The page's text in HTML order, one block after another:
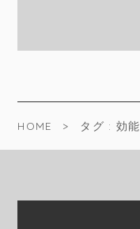
HOME タグ : 効能